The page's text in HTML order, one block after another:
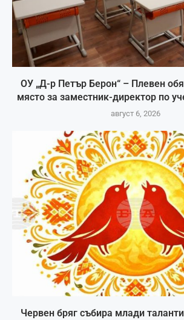
ОУ „Д-р Петър Берон“ – Плевен
място за заместник-директор по
август 6, 2026
Червен бряг събира млади